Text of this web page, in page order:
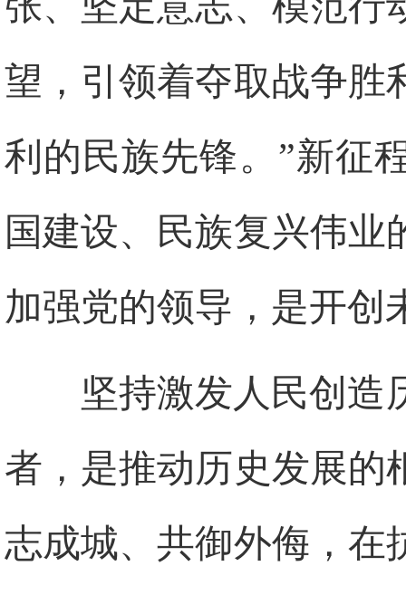
望，引领着夺取战争胜
利的民族先锋。”新征
国建设、民族复兴伟业
加强党的领导，是开创
坚持激发人民创造
者，是推动历史发展的
志成城、共御外侮，在